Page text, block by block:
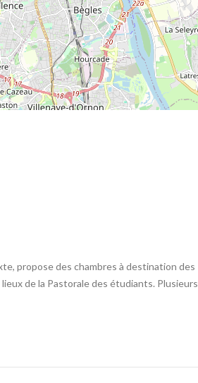
propose des chambres à destination des
de la Pastorale des étudiants. Plusieurs